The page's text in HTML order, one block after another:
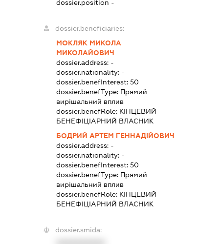
dossier.position -
dossier.beneficiaries:
МОКЛЯК МИКОЛА
МИКОЛАЙОВИЧ
dossier.address: -
dossier.nationality: -
dossier.benefInterest:50
dossier.benefType: Прямий
вирішальний вплив
dossier.benefRole: КІНЦЕВИЙ
БЕНЕФІЦІАРНИЙ ВЛАСНИК
БОДРИЙ АРТЕМ ГЕННАДІЙОВИЧ
dossier.address: -
dossier.nationality: -
dossier.benefInterest:50
dossier.benefType: Прямий
вирішальний вплив
dossier.benefRole: КІНЦЕВИЙ
БЕНЕФІЦІАРНИЙ ВЛАСНИК
dossier.smida: